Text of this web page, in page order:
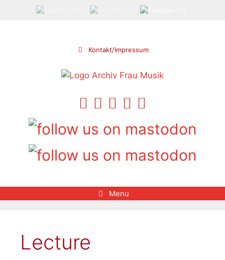
Kontakt/Impressum
Menu
Lecture